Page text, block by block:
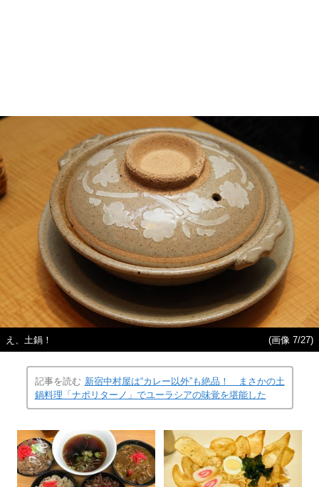
え、土鍋！ (画像 7/27)
記事を読む 新宿中村屋は“カレー以外”も絶品！ まさかの土
鍋料理「ナポリターノ」でユーラシアの味覚を堪能した